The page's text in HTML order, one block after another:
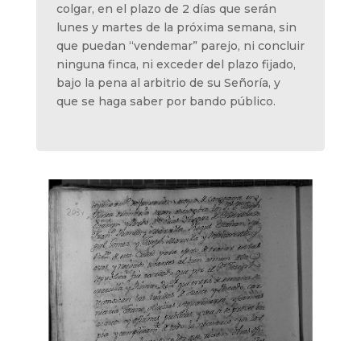
colgar, en el plazo de 2 días que serán
lunes y martes de la próxima semana, sin
que puedan “vendemar” parejo, ni concluir
ninguna finca, ni exceder del plazo fijado,
bajo la pena al arbitrio de su Señoría, y
que se haga saber por bando público.